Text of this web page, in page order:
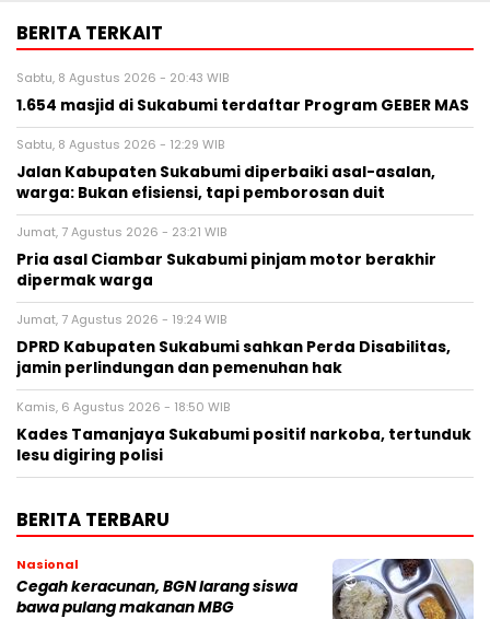
BERITA TERKAIT
Sabtu, 8 Agustus 2026 - 20:43 WIB
1.654 masjid di Sukabumi terdaftar Program GEBER MAS
Sabtu, 8 Agustus 2026 - 12:29 WIB
Jalan Kabupaten Sukabumi diperbaiki asal-asalan,
warga: Bukan efisiensi, tapi pemborosan duit
Jumat, 7 Agustus 2026 - 23:21 WIB
Pria asal Ciambar Sukabumi pinjam motor berakhir
dipermak warga
Jumat, 7 Agustus 2026 - 19:24 WIB
DPRD Kabupaten Sukabumi sahkan Perda Disabilitas,
jamin perlindungan dan pemenuhan hak
Kamis, 6 Agustus 2026 - 18:50 WIB
Kades Tamanjaya Sukabumi positif narkoba, tertunduk
lesu digiring polisi
BERITA TERBARU
Nasional
Cegah keracunan, BGN larang siswa
bawa pulang makanan MBG